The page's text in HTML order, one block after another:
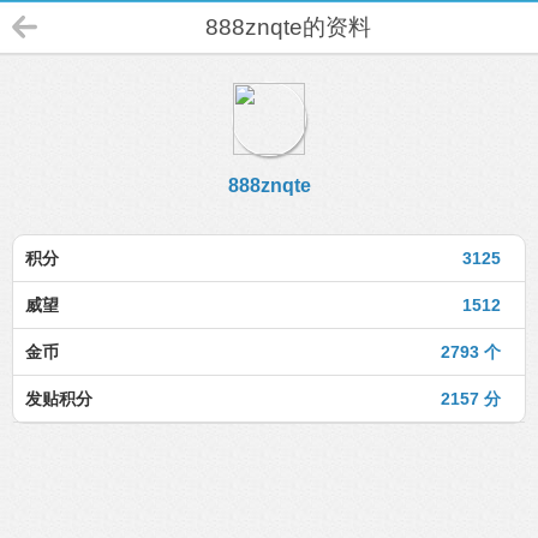
888znqte的资料
888znqte
3125
积分
1512
威望
2793 个
金币
2157 分
发贴积分